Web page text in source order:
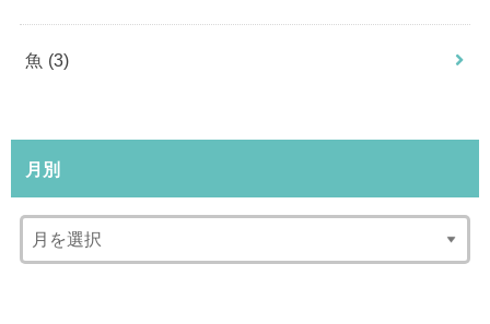
魚 (3)
月別